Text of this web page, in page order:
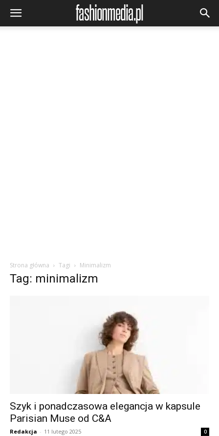
Strona główna Tagi Minimalizm
Tag: minimalizm
Szyk i ponadczasowa elegancja w kapsule
Parisian Muse od C&A
Redakcja - 11 lutego 2025 0